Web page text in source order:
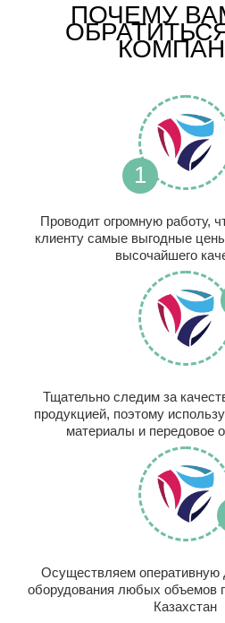
ПОЧЕМУ
1
Проводит огромную работу,
клиенту самые выгодные
высочайшего
Тщательно следим за
продукцией, поэтому
материалы и передовое
Осуществляем оперативную
оборудования любых объемов
Казахстан